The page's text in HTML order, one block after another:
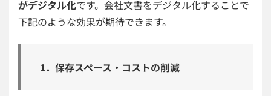
がデジタル化です。会社文書をデジタル化することで
下記のような効果が期待できます。
1．保存スペース・コストの削減